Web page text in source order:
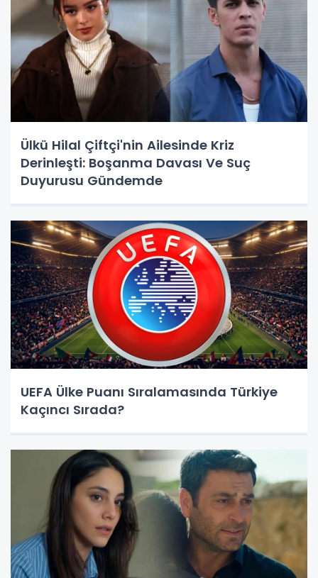
Ülkü Hilal Çiftçi'nin Ailesinde Kriz
Derinleşti: Boşanma Davası Ve Suç
Duyurusu Gündemde
UEFA Ülke Puanı Sıralamasında Türkiye
Kaçıncı Sırada?